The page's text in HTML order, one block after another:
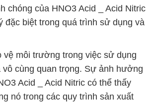
chóng của HNO3 Acid _ Acid Nitric
đặc biệt trong quá trình sử dụng và
vệ môi trường trong việc sử dụng
vô cùng quan trọng. Sự ảnh hưởng
Acid _ Acid Nitric có thể thấy
nó trong các quy trình sản xuất